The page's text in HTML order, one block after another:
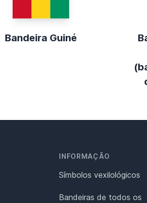
Bandeira Guiné
INFORMAÇÃO
Símbolos vexilológicos
Bandeiras de todos os